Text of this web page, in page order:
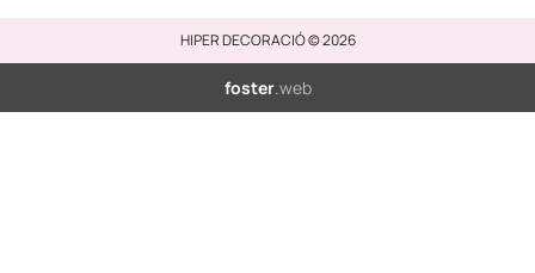
HIPER DECORACIÓ © 2026
foster.web